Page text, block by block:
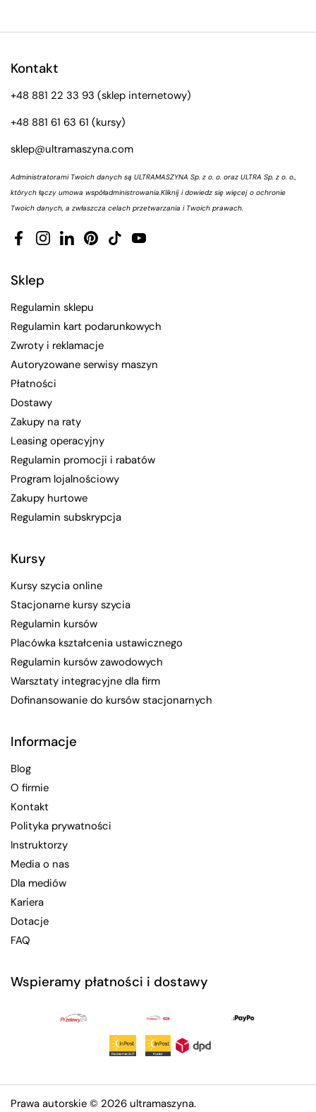
Kontakt
+48 881 22 33 93 (sklep internetowy)
+48 881 61 63 61 (kursy)
sklep@ultramaszyna.com
Administratorami Twoich danych są ULTRAMASZYNA Sp. z o. o. oraz ULTRA Sp. z o. o.,
których łączy umowa współadministrowania.Kliknij i dowiedz się więcej o ochronie
Twoich danych, a zwłaszcza celach przetwarzania i Twoich prawach.
FacebookInstagram
LinkedInPinterest
TikTokYouTube
Sklep
Regulamin sklepu
Regulamin kart podarunkowych
Zwroty i reklamacje
Autoryzowane serwisy maszyn
Płatności
Dostawy
Zakupy na raty
Leasing operacyjny
Regulamin promocji i rabatów
Program lojalnościowy
Zakupy hurtowe
Regulamin subskrypcja
Kursy
Kursy szycia online
Stacjonarne kursy szycia
Regulamin kursów
Placówka kształcenia ustawicznego
Regulamin kursów zawodowych
Warsztaty integracyjne dla firm
Dofinansowanie do kursów stacjonarnych
Informacje
Blog
O firmie
Kontakt
Polityka prywatności
Instruktorzy
Media o nas
Dla mediów
Kariera
Dotacje
FAQ
Wspieramy płatności i dostawy
Prawa autorskie © 2026 ultramaszyna.